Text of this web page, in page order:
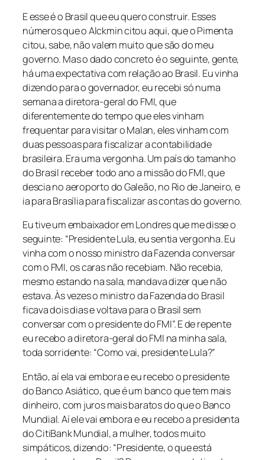
E esse é o Brasil que eu quero construir. Esses
números que o Alckmin citou aqui, que o Pimenta
citou, sabe, não valem muito que são do meu
governo. Mas o dado concreto é o seguinte, gente,
há uma expectativa com relação ao Brasil. Eu vinha
dizendo para o governador, eu recebi só numa
semana a diretora-geral do FMI, que
diferentemente do tempo que eles vinham
frequentar para visitar o Malan, eles vinham com
duas pessoas para fiscalizar a contabilidade
brasileira. Era uma vergonha. Um país do tamanho
do Brasil receber todo ano a missão do FMI, que
descia no aeroporto do Galeão, no Rio de Janeiro, e
ia para Brasília para fiscalizar as contas do governo.
Eu tive um embaixador em Londres que me disse o
seguinte: “Presidente Lula, eu sentia vergonha. Eu
vinha com o nosso ministro da Fazenda conversar
com o FMI, os caras não recebiam. Não recebia,
mesmo estando na sala, mandava dizer que não
estava. Às vezes o ministro da Fazenda do Brasil
ficava dois dias e voltava para o Brasil sem
conversar com o presidente do FMI”. E de repente
eu recebo a diretora-geral do FMI na minha sala,
toda sorridente: “Como vai, presidente Lula?”
Então, aí ela vai embora e eu recebo o presidente
do Banco Asiático, que é um banco que tem mais
dinheiro, com juros mais baratos do que o Banco
Mundial. Aí ele vai embora e eu recebo a presidenta
do CitiBank Mundial, a mulher, todos muito
simpáticos, dizendo: “Presidente, o que está